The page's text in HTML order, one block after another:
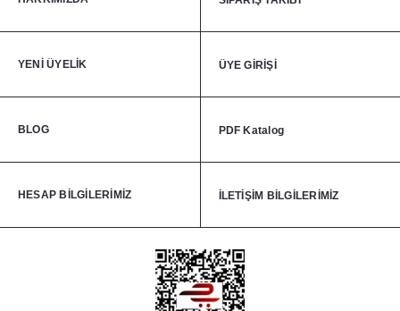
YENİ ÜYELİK ÜYE GİRİŞİ
BLOG PDF Katalog
HESAP BİLGİLERİMİZ İLETİŞİM BİLGİLERİMİZ